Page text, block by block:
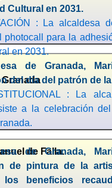
Cultural en 2031.
: La alcaldesa
photocall para la
en 2031.
de Granada,
del día del patrón de
: La
a la celebración
de Falla.
de Granada,
de pintura de la
los beneficios